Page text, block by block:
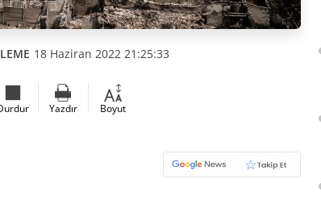
18 Haziran 2022 21:25:33
Yazdır Boyut